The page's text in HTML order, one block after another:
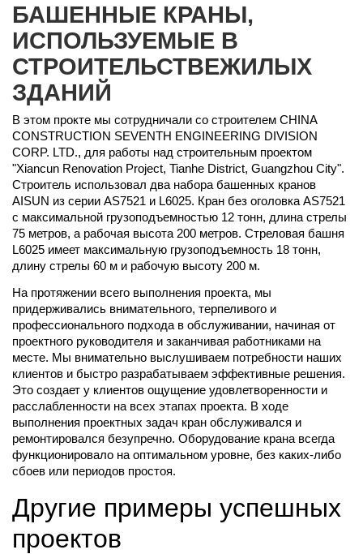
БАШЕННЫЕ КРАНЫ,
ИСПОЛЬЗУЕМЫЕ В
СТРОИТЕЛЬСТВЕЖИЛЫХ
ЗДАНИЙ
В этом прокте мы сотрудничали со строителем CHINA
CONSTRUCTION SEVENTH ENGINEERING DIVISION
CORP. LTD., для работы над строительным проектом
"Xiancun Renovation Project, Tianhe District, Guangzhou City".
Строитель использовал два набора башенных кранов
AISUN из серии AS7521 и L6025. Кран без оголовка AS7521
с максимальной грузоподъемностью 12 тонн, длина стрелы
75 метров, а рабочая высота 200 метров. Стреловая башня
L6025 имеет максимальную грузоподъемность 18 тонн,
длину стрелы 60 м и рабочую высоту 200 м.
На протяжении всего выполнения проекта, мы
придерживались внимательного, терпеливого и
профессионального подхода в обслуживании, начиная от
проектного руководителя и заканчивая работниками на
месте. Мы внимательно выслушиваем потребности наших
клиентов и быстро разрабатываем эффективные решения.
Это создает у клиентов ощущение удовлетворенности и
расслабленности на всех этапах проекта. В ходе
выполнения проектных задач кран обслуживался и
ремонтировался безупречно. Оборудование крана всегда
функционировало на оптимальном уровне, без каких-либо
сбоев или периодов простоя.
Другие примеры успешных
проектов